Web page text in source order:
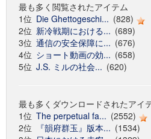
最も多く閲覧されたアイテム
1位 Die Ghettogeschi... (828)
2位 新冷戦期における... (689)
3位 通信の安全保障に... (676)
4位 ショート動画の効... (658)
5位 J.S. ミルの社会... (620)
最も多くダウンロードされたアイ
1位 The perpetual fa... (2552)
2位
『韻府群玉』版本... (1534)